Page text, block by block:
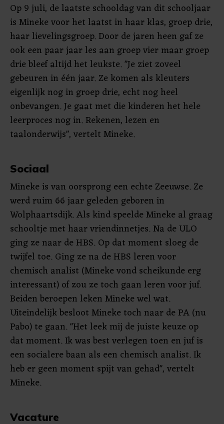
Op 9 juli, de laatste schooldag van dit schooljaar
is Mineke voor het laatst in haar klas, groep drie,
haar lievelingsgroep. Door de jaren heen gaf ze
ook een paar jaar les aan groep vier maar groep
drie bleef altijd het leukste. "Je ziet zoveel
gebeuren in één jaar. Ze komen als kleuters
eigenlijk nog in groep drie, echt nog heel
onbevangen. Je gaat met die kinderen het hele
leerproces nog in. Rekenen, lezen en
taalonderwijs", vertelt Mineke.
Sociaal
Mineke is van oorsprong een echte Zeeuwse. Ze
werd ruim 66 jaar geleden geboren in
Wolphaartsdijk. Als kind speelde Mineke al graag
schooltje met haar vriendinnetjes. Na de ULO
ging ze naar de HBS. Op dat moment sloeg de
twijfel toe. Ging ze na de HBS leren voor
chemisch analist (Mineke vond scheikunde erg
interessant) of zou ze toch gaan leren voor juf.
Beiden beroepen leken Mineke wel wat.
Uiteindelijk besloot Mineke toch naar de PA (nu
Pabo) te gaan. "Het leek mij de juiste keuze op
dat moment. Ik was best verlegen toen en juf is
een socialere baan als een chemisch analist. Ik
heb er geen moment spijt van gehad", vertelt
Mineke.
Vacature